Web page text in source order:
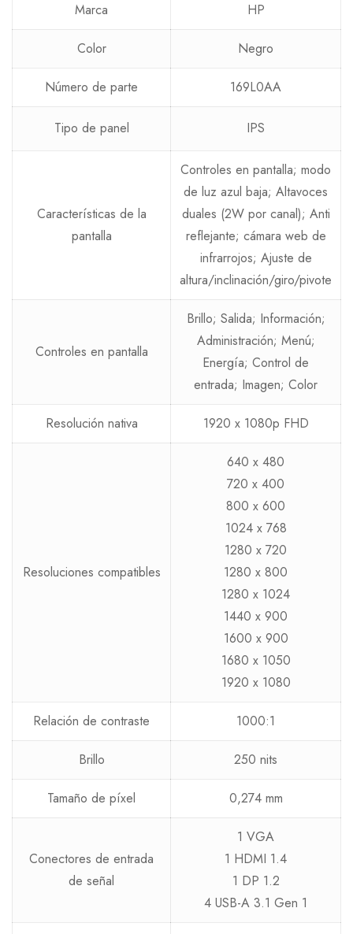
Marca HP
Color Negro
Número de parte 169L0AA
Tipo de panel IPS
Características de la
pantalla
Controles en pantalla; modo
de luz azul baja; Altavoces
duales (2W por canal); Anti
reflejante; cámara web de
infrarrojos; Ajuste de
altura/inclinación/giro/pivote
Controles en pantalla
Brillo; Salida; Información;
Administración; Menú;
Energía; Control de
entrada; Imagen; Color
Resolución nativa 1920 x 1080p FHD
Resoluciones compatibles
640 x 480
720 x 400
800 x 600
1024 x 768
1280 x 720
1280 x 800
1280 x 1024
1440 x 900
1600 x 900
1680 x 1050
1920 x 1080
Relación de contraste 1000:1
Brillo 250 nits
Tamaño de píxel 0,274 mm
Conectores de entrada
de señal
1 VGA
1 HDMI 1.4
1 DP 1.2
4 USB-A 3.1 Gen 1